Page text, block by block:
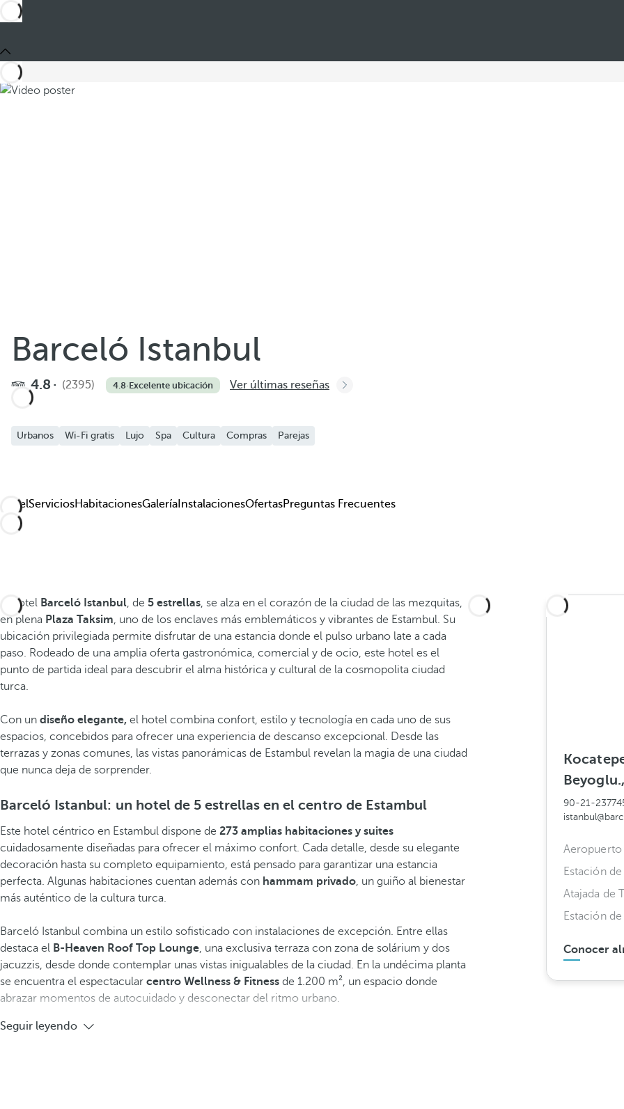
Ver más fotos y videos
Barceló Istanbul
4.8 (2395) 4.8·Excelente ubicación Ver últimas reseñas
Urbanos Wi-Fi gratis Lujo Spa Cultura Compras Parejas
HotelServiciosHabitacionesGalería InstalacionesOfertasPreguntas Frecuentes
El hotel Barceló Istanbul, de 5 estrellas, se alza en el corazón de la ciudad de las mezquitas,
en plena Plaza Taksim, uno de los enclaves más emblemáticos y vibrantes de Estambul. Su
ubicación privilegiada permite disfrutar de una estancia donde el pulso urbano late a cada
paso. Rodeado de una amplia oferta gastronómica, comercial y de ocio, este hotel es el
punto de partida ideal para descubrir el alma histórica y cultural de la cosmopolita ciudad
turca.
Con un diseño elegante, el hotel combina confort, estilo y tecnología en cada uno de sus
espacios, concebidos para ofrecer una experiencia de descanso excepcional. Desde las
terrazas y zonas comunes, las vistas panorámicas de Estambul revelan la magia de una ciudad
que nunca deja de sorprender.
Barceló Istanbul: un hotel de 5 estrellas en el centro de Estambul
Este hotel céntrico en Estambul dispone de 273 amplias habitaciones y suites
cuidadosamente diseñadas para ofrecer el máximo confort. Cada detalle, desde su elegante
decoración hasta su completo equipamiento, está pensado para garantizar una estancia
perfecta. Algunas habitaciones cuentan además con hammam privado, un guiño al bienestar
más auténtico de la cultura turca.
Barceló Istanbul combina un estilo sofisticado con instalaciones de excepción. Entre ellas
destaca el B-Heaven Roof Top Lounge, una exclusiva terraza con zona de solárium y dos
jacuzzis, desde donde contemplar unas vistas inigualables de la ciudad. En la undécima planta
se encuentra el espectacular centro Wellness & Fitness de 1.200 m², un espacio donde
abrazar momentos de autocuidado y desconectar del ritmo urbano.
Seguir leyendo
90-21-
Aeropuerto
Estación
Atajada de
Estación
Conocer